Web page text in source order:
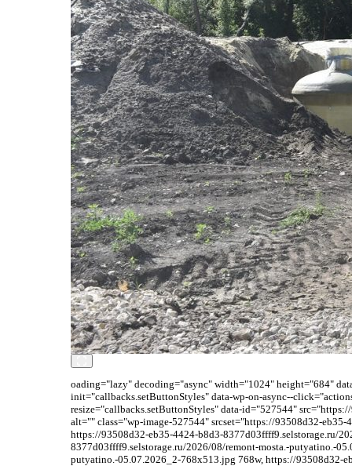
oading="lazy" decoding="async" width="1024" height="684"
init="callbacks.setButtonStyles" data-wp-on-async--
resize="callbacks.setButtonStyles" data-id="527544"
alt="" class="wp-image-527544" srcset="https://93508d32-
https://93508d32-eb35-4424-b8d3-8377d03ffff9.selstorage.ru/
8377d03ffff9.selstorage.ru/2026/08/remont-mosta.-putyatino.-
putyatino.-05.07.2026_2-768x513.jpg 768w, https://93508d32-